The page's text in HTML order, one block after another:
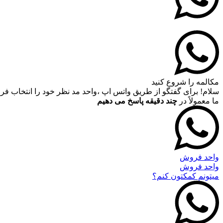
مکالمه را شروع کنید
سلام! برای گفتگو از طریق واتس اپ ،واحد مد نظر خود را انتخاب
ما معمولاً در چند دقیقه پاسخ می دهیم
واحد فروش
واحد فروش
میتونم کمکتون کنم؟